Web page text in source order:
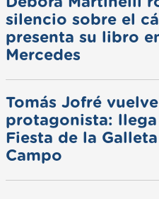
silencio sobre el
presenta su libro
Mercedes
Tomás Jofré
protagonista: llega
Fiesta de la
Campo